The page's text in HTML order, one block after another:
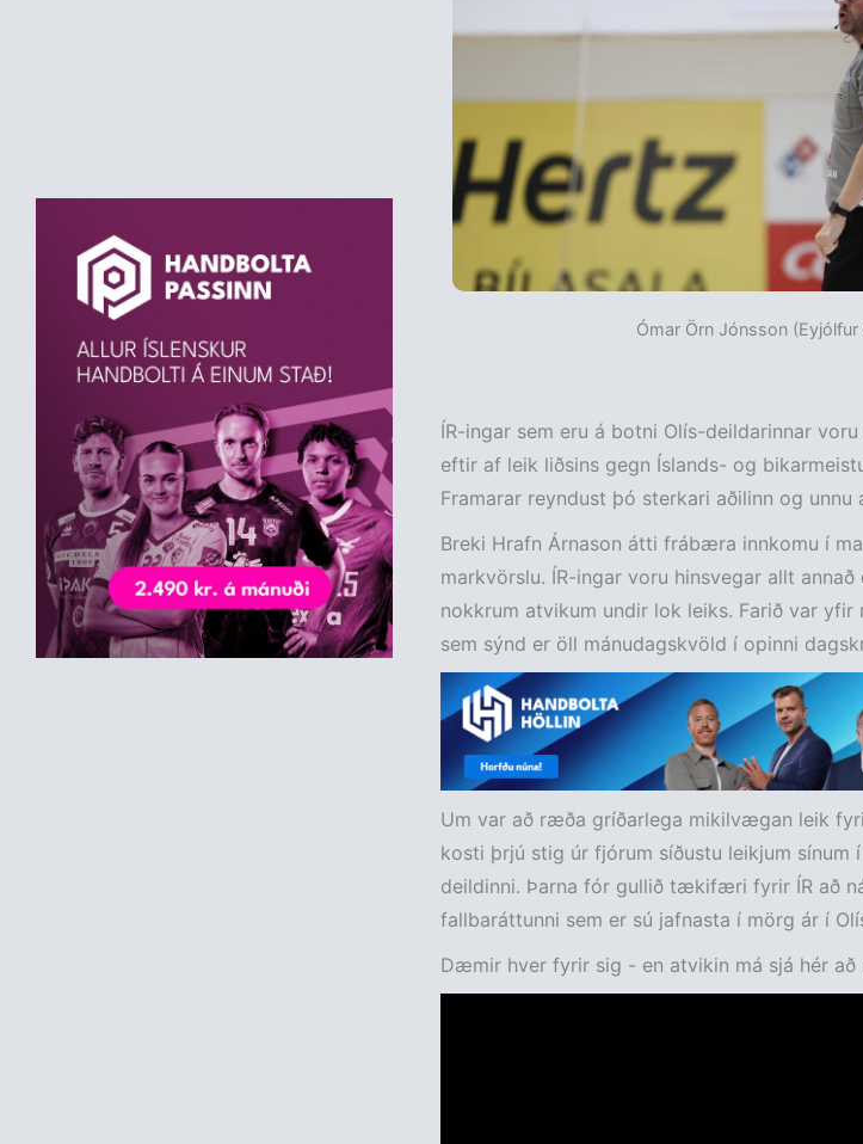
Ómar Örn Jónsson (Eyjólfur
ÍR-ingar sem eru á botni Olís-deildarinnar
eftir af leik liðsins gegn Íslands- og
Framarar reyndust þó sterkari aðilinn og
Breki Hrafn Árnason átti frábæra innkomu í
markvörslu. ÍR-ingar voru hinsvegar allt
nokkrum atvikum undir lok leiks. Farið var
sem sýnd er öll mánudagskvöld í opinni
Um var að ræða gríðarlega mikilvægan leik
kosti þrjú stig úr fjórum síðustu leikjum
deildinni. Þarna fór gullið tækifæri fyrir ÍR að
fallbaráttunni sem er sú jafnasta í mörg ár í
Dæmir hver fyrir sig - en atvikin má sjá hér að